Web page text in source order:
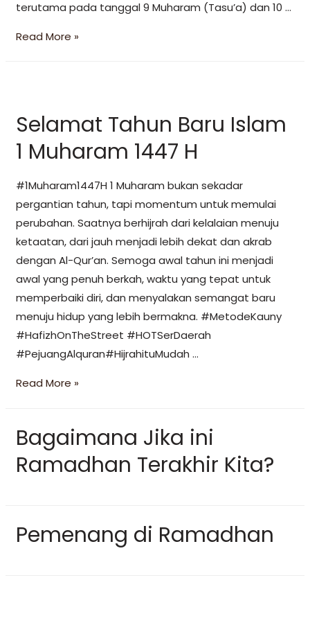
terutama pada tanggal 9 Muharam (Tasu’a) dan 10 …
Read More »
Selamat Tahun Baru Islam
1 Muharam 1447 H
#1Muharam1447H 1 Muharam bukan sekadar
pergantian tahun, tapi momentum untuk memulai
perubahan. Saatnya berhijrah dari kelalaian menuju
ketaatan, dari jauh menjadi lebih dekat dan akrab
dengan Al-Qur’an. Semoga awal tahun ini menjadi
awal yang penuh berkah, waktu yang tepat untuk
memperbaiki diri, dan menyalakan semangat baru
menuju hidup yang lebih bermakna. #MetodeKauny
#HafizhOnTheStreet #HOTSerDaerah
#PejuangAlquran#HijrahituMudah …
Read More »
Bagaimana Jika ini
Ramadhan Terakhir Kita?
Pemenang di Ramadhan